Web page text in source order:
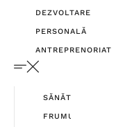
DEZVOLTARE
PERSONALĂ
ANTREPRENORIAT
SĂNĂTATE
FRUMUSEȚE